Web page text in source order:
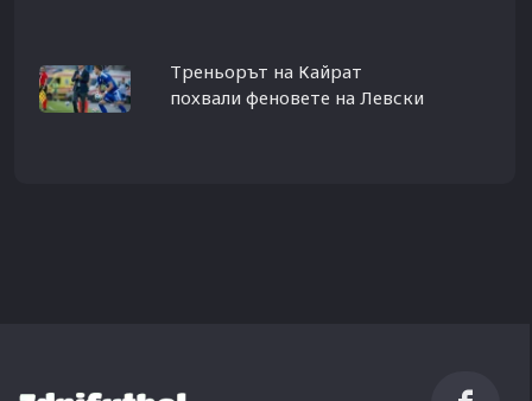
Треньорът на Кайрат
похвали феновете на Левски